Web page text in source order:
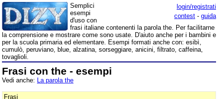
login/registrati
contest - guida
Semplici
esempi
d'uso con
frasi italiane contenenti la parola the. Per facilitarne
la comprensione e mostrare come sono usate. D'aiuto anche per i bambini e
per la scuola primaria ed elementare. Esempi formati anche con: esibì,
cumulò, peruviano, blue, alzatina, sorseggiare, anicini, filtrato, caffeina,
tovaglioli.
Frasi con the - esempi
Vedi anche: La parola the
Frasi